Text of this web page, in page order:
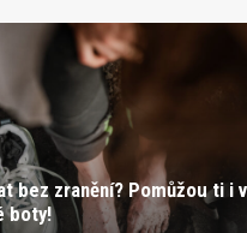
bez zranění? Pomůžou ti i
boty!